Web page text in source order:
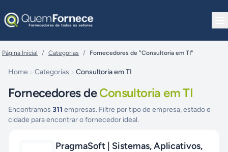
Página Inicial / Categorias / Fornecedores de "Consultoria em TI"
Home Categorias Consultoria em TI
Fornecedores deConsultoria em TI
Encontramos 311 empresas. Filtre por tipo de empresa, estado e
cidade para encontrar o fornecedor ideal.
PragmaSoft | Sistemas, Aplicativos,